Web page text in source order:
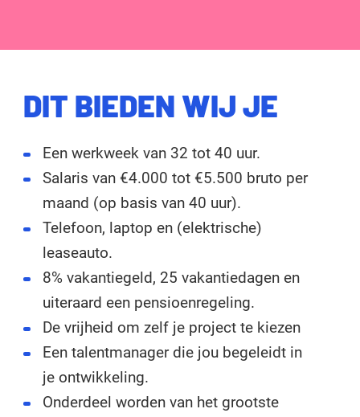
DIT BIEDEN WIJ JE
Een werkweek van 32 tot 40 uur.
Salaris van €4.000 tot €5.500 bruto per
maand (op basis van 40 uur).
Telefoon, laptop en (elektrische)
leaseauto.
8% vakantiegeld, 25 vakantiedagen en
uiteraard een pensioenregeling.
De vrijheid om zelf je project te kiezen
Een talentmanager die jou begeleidt in
je ontwikkeling.
Onderdeel worden van het grootste